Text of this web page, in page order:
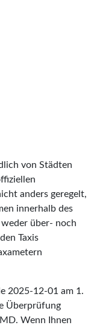
von Städten
anders geregelt,
innerhalb des
über- noch
Taxis
2025-12-01 am 1.
Überprüfung
. Wenn Ihnen